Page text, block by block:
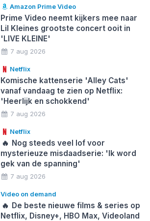
Amazon Prime Video
Prime Video neemt kijkers mee naar
Lil Kleines grootste concert ooit in
'LIVE KLEINE'
7 aug 2026
Netflix
Komische kattenserie 'Alley Cats'
vanaf vandaag te zien op Netflix:
'Heerlijk en schokkend'
7 aug 2026
Netflix
🔥 Nog steeds veel lof voor
mysterieuze misdaadserie: 'Ik word
gek van de spanning'
7 aug 2026
Video on demand
🔥 De beste nieuwe films & series op
Netflix, Disney+, HBO Max, Videoland